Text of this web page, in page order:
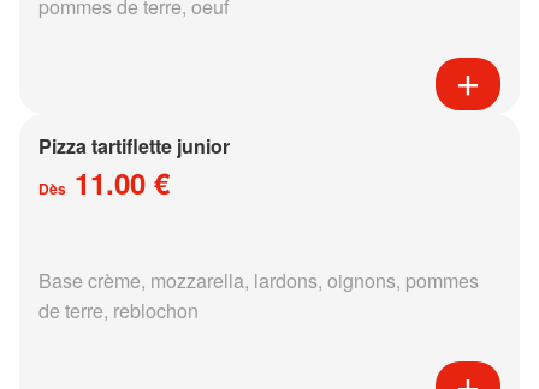
pommes de terre, oeuf
Pizza tartiflette junior
Dès 11.00 €
Base crème, mozzarella, lardons, oignons, pommes
de terre, reblochon